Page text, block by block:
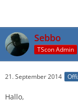
Sebbo
TScon Admin
21. September 2014
Hallo,